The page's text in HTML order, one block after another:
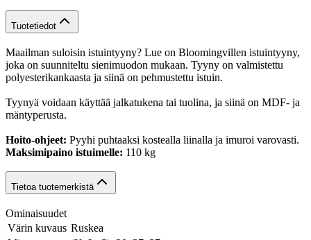
Tuotetiedot
Maailman suloisin istuintyyny? Lue on Bloomingvillen istuintyyny,
joka on suunniteltu sienimuodon mukaan. Tyyny on valmistettu
polyesterikankaasta ja siinä on pehmustettu istuin.
Tyynyä voidaan käyttää jalkatukena tai tuolina, ja siinä on MDF- ja
mäntyperusta.
Hoito-ohjeet: Pyyhi puhtaaksi kostealla liinalla ja imuroi varovasti.
Maksimipaino istuimelle: 110 kg
Tietoa tuotemerkistä
Ominaisuudet
Värin kuvaus Ruskea